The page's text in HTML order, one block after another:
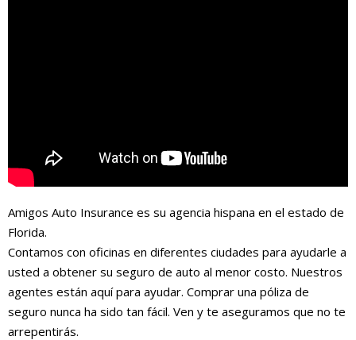
Amigos Auto Insurance es su agencia hispana en el estado de
Florida.
Contamos con oficinas en diferentes ciudades para ayudarle a
usted a obtener su seguro de auto al menor costo. Nuestros
agentes están aquí para ayudar. Comprar una póliza de
seguro nunca ha sido tan fácil. Ven y te aseguramos que no te
arrepentirás.